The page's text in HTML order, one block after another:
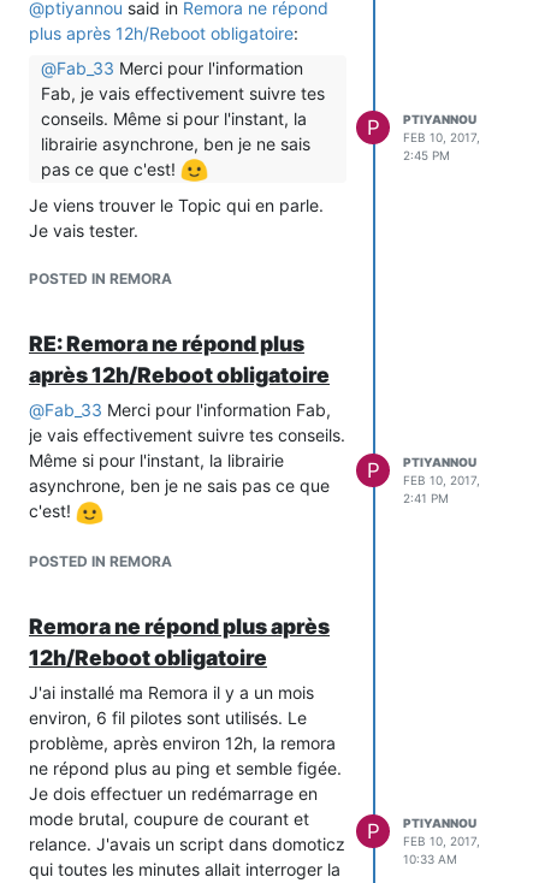
@ptiyannou said in Remora ne répond
plus après 12h/Reboot obligatoire:
@Fab_33 Merci pour l'information
Fab, je vais effectivement suivre tes
conseils. Même si pour l'instant, la
librairie asynchrone, ben je ne sais
pas ce que c'est!
Je viens trouver le Topic qui en parle.
Je vais tester.
POSTED IN REMORA
P
PTIYANNOU
FEB 10, 2017,
2:45 PM
RE: Remora ne répond plus
après 12h/Reboot obligatoire
@Fab_33 Merci pour l'information Fab,
je vais effectivement suivre tes conseils.
Même si pour l'instant, la librairie
asynchrone, ben je ne sais pas ce que
c'est!
POSTED IN REMORA
P
PTIYANNOU
FEB 10, 2017,
2:41 PM
Remora ne répond plus après
12h/Reboot obligatoire
J'ai installé ma Remora il y a un mois
environ, 6 fil pilotes sont utilisés. Le
problème, après environ 12h, la remora
ne répond plus au ping et semble figée.
Je dois effectuer un redémarrage en
mode brutal, coupure de courant et
relance. J'avais un script dans domoticz
qui toutes les minutes allait interroger la
P
PTIYANNOU
FEB 10, 2017,
10:33 AM